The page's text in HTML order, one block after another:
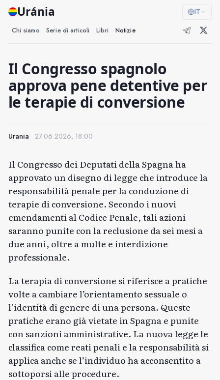
Uránia IT
Chi siamo Serie di articoli Libri Notizie
Il Congresso spagnolo
approva pene detentive per
le terapie di conversione
Urania 27.06.2026, 18:00
Il Congresso dei Deputati della Spagna ha
approvato un disegno di legge che introduce la
responsabilità penale per la conduzione di
terapie di conversione. Secondo i nuovi
emendamenti al Codice Penale, tali azioni
saranno punite con la reclusione da sei mesi a
due anni, oltre a multe e interdizione
professionale.
La terapia di conversione si riferisce a pratiche
volte a cambiare l’orientamento sessuale o
l’identità di genere di una persona. Queste
pratiche erano già vietate in Spagna e punite
con sanzioni amministrative. La nuova legge le
classifica come reati penali e la responsabilità si
applica anche se l’individuo ha acconsentito a
sottoporsi alle procedure.